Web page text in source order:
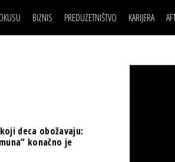
BIZNIS
BANKE
PREDUZETNIŠTVO KARIJERA
IZJAVA DANABIZNIS SCENA
BREND I KOMUNIKACIJE
OSIGURANJE
TECH I AI
POSAO
MOJ
deca obožavaju:
konačno je